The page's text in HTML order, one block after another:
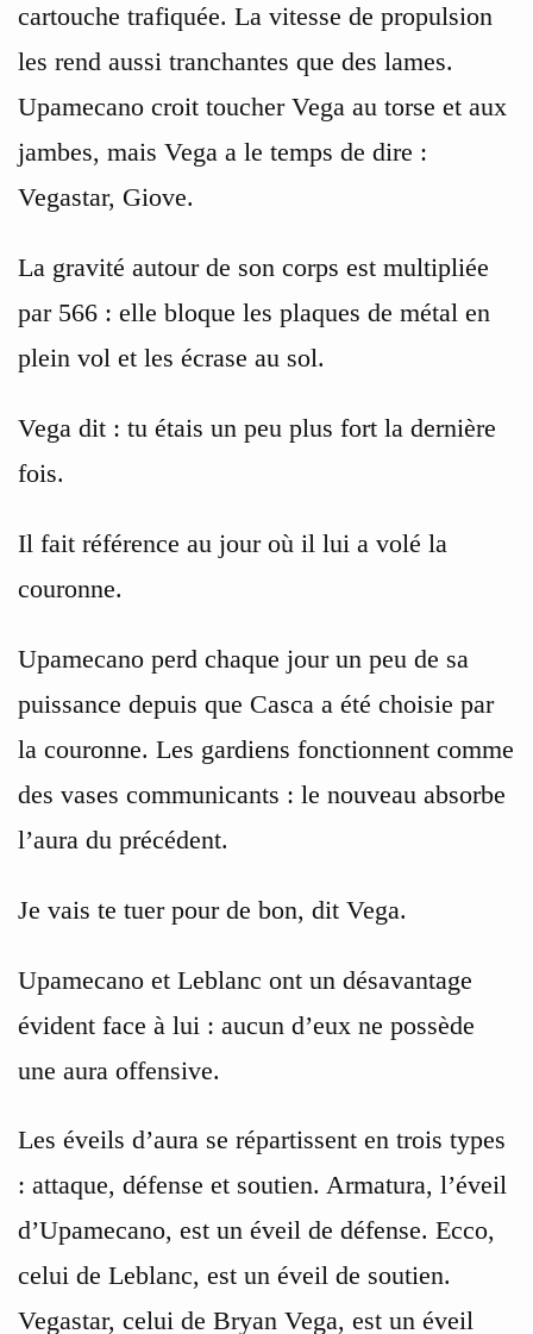
cartouche trafiquée. La vitesse de propulsion
les rend aussi tranchantes que des lames.
Upamecano croit toucher Vega au torse et aux
jambes, mais Vega a le temps de dire :
Vegastar, Giove.
La gravité autour de son corps est multipliée
par 566 : elle bloque les plaques de métal en
plein vol et les écrase au sol.
Vega dit : tu étais un peu plus fort la dernière
fois.
Il fait référence au jour où il lui a volé la
couronne.
Upamecano perd chaque jour un peu de sa
puissance depuis que Casca a été choisie par
la couronne. Les gardiens fonctionnent comme
des vases communicants : le nouveau absorbe
l’aura du précédent.
Je vais te tuer pour de bon, dit Vega.
Upamecano et Leblanc ont un désavantage
évident face à lui : aucun d’eux ne possède
une aura offensive.
Les éveils d’aura se répartissent en trois types
: attaque, défense et soutien. Armatura, l’éveil
d’Upamecano, est un éveil de défense. Ecco,
celui de Leblanc, est un éveil de soutien.
Vegastar, celui de Bryan Vega, est un éveil